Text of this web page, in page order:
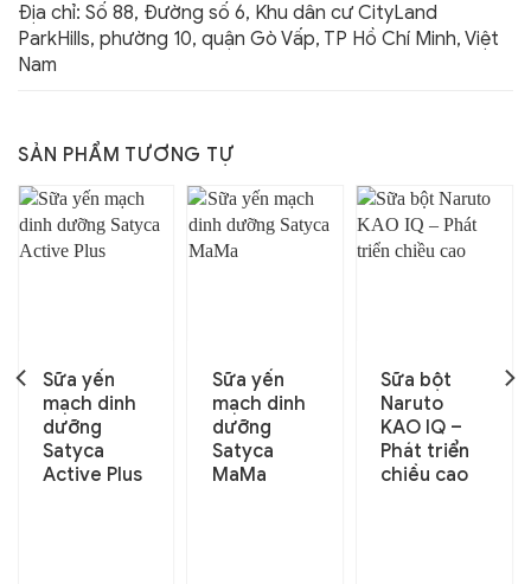
Địa chỉ: Số 88, Đường số 6, Khu dân cư CityLand
ParkHills, phường 10, quận Gò Vấp, TP Hồ Chí Minh, Việt
Nam
SẢN PHẨM TƯƠNG TỰ
Sữa yến
mạch dinh
dưỡng
Satyca
Active Plus
Sữa yến
mạch dinh
dưỡng
Satyca
MaMa
Sữa bột
Naruto
KAO IQ –
Phát triển
chiều cao